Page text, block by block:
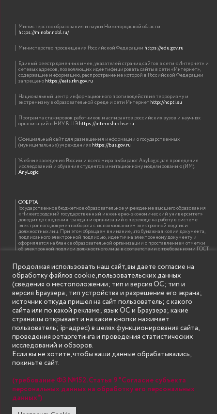
Министерство образования и науки Нижегородской области
https://minobr.nobl.ru/
Министерство просвещения Российской Федерации https://edu.gov.ru
Единый реестр доменных имен, указателей страниц сайтов в сети «Интернет» и
сетевых адресов, позволяющих идентифицировать сайты в сети «Интернет»,
содержащие информацию, распространение которой в Российской Федерации
запрещеноhttps://eais.rkn.gov.ru
Национальный центр информационного противодействия терроризму и
экстремизму в образовательной среде и сети Интернетhttp://ncpti.su
Программа стажировок работников и аспирантов российских вузов и научных
организаций в НИУ ВШЭhttps://internship.hse.ru
Официальный сайт для размещения информации о государственных
(муниципальных) учрежденияхhttps://bus.gov.ru
Учебные заведения России и всего мира выбирают AnyLogic для проведения
исследований и обучения студентов имитационному моделированию (ИМ).
AnyLogic
ОФЕРТА
Государственное бюджетное образовательное учреждение высшего образования
«Нижегородский государственный инженерно-экономический университет»
доводит до сведения граждан и организаций о переходе на работу в системе
электронного документооборота с использованием электронной подписи
должностных лиц. При этом обращаем внимание, что бумажная копия документа,
подписанного электронной подписью, идентична электронному документу и
оформляется на бланке образовательной организации с проставлением отметки
об электронной подписи должностного лица в соответствии с требованиями ГОСТ
ИНФОРМАЦИЯ ДЛЯ ПРАВООБЛАДАТЕЛЕЙ
Все права на аудио и видео материалы, представленные на нашем сайте
принадлежат их законным владельцам и предназначены только для ознакомления.
Наличие материалов на сайте никаким образом не претендует на обозначение
нашего авторского права на данные материалы. Авторы не несут ответственности
за возможные последствия использования их в целях, запрещенных Уголовным
Кодексом Российской Федерации. Если вы соглашаетесь с указанными
условиями, то можете приступить к просмотру материалов. Иначе вы должны
немедленно покинуть сайт. Все материалы, размещенные на сайте, взяты с
открытых (общедоступных) источников. Если Вы являетесь правообладателем
какого-либо материала, размещённого на этом сайте, и не хотели бы чтобы данная
информация распространялась без Вашего на то согласия, то мы будем рады
оказать Вам содействие, удалив соответствующие страницы. Для этого достаточно,
чтобы вы прислали нам письмо (в электронном виде) с E-mail официального
страницы сайта, которые необходимо удалить.
SECONDARY
© Государственное бюджетное образовательное учреждение
Продолжая использовать наш сайт, вы даете согласие на
обработку файлов cookie, пользовательских данных
(сведения о местоположении; тип и версия ОС; тип и
версия Браузера; тип устройства и разрешение его экрана;
источник откуда пришел на сайт пользователь; с какого
сайта или по какой рекламе; язык ОС и Браузера; какие
страницы открывает и на какие кнопки нажимает
пользователь; ip-адрес) в целях функционирования сайта,
проведения ретаргетинга и проведения статистических
исследований и обзоров.
Если вы не хотите, чтобы ваши данные обрабатывались,
покиньте сайт.
(требование ФЗ №152. Статья 9 "Согласие субъекта
персональных данных на обработку его персональных
данных")